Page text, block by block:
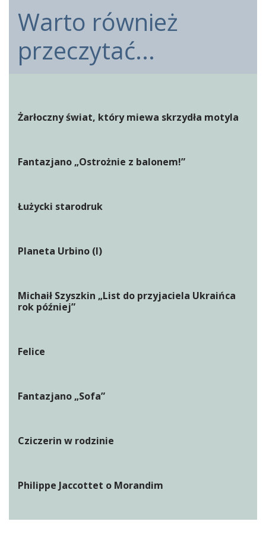
Warto również
przeczytać...
Żarłoczny świat, który miewa skrzydła motyla
Fantazjano „Ostrożnie z balonem!”
Łużycki starodruk
Planeta Urbino (I)
Michaił Szyszkin „List do przyjaciela Ukraińca
rok później”
Felice
Fantazjano „Sofa”
Cziczerin w rodzinie
Philippe Jaccottet o Morandim